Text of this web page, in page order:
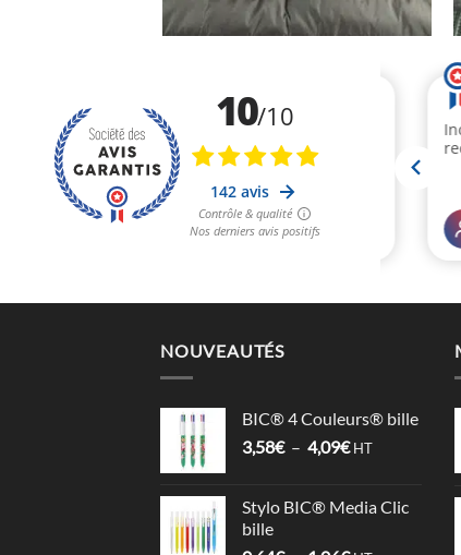
NOUVEAUTÉS
BIC® 4 Couleurs® bille
3,58€ – 4,09€Plage
3,58€
HT
Stylo BIC® Media Clic
bille